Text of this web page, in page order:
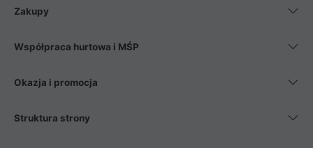
wentylatory. Na koniec mając już to wszystko, możesz
Zakupy
Współpraca hurtowa i MŚP
Okazja i promocja
Struktura strony